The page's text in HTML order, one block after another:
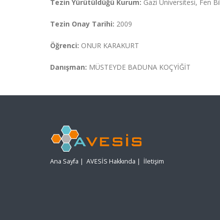
Tezin Yürütüldüğü Kurum: Gazi Üniversitesi, Fen
Tezin Onay Tarihi: 2009
Öğrenci: ONUR KARAKURT
Danışman: MÜSTEYDE BADUNA KOÇYİĞİT
Ana Sayfa | AVESİS Hakkında | İletişim